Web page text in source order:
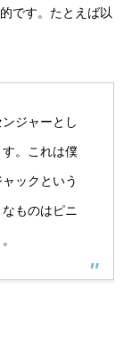
製品紹介
研究日報一覧
です。たとえば以
ジャーとし
。これは僕
ックという
ものはピニ